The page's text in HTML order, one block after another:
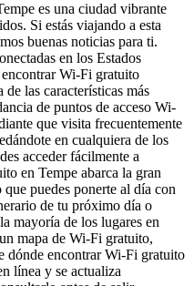
es una ciudad vibrante
Si estás viajando a esta
buenas noticias para ti.
en los Estados
Wi-Fi gratuito
las características más
de puntos de acceso Wi-
que visita frecuentemente
en cualquiera de los
acceder fácilmente a
en Tempe abarca la gran
puedes ponerte al día con
de tu próximo día o
mayoría de los lugares en
mapa de Wi-Fi gratuito,
dónde encontrar Wi-Fi gratuito
línea y se actualiza